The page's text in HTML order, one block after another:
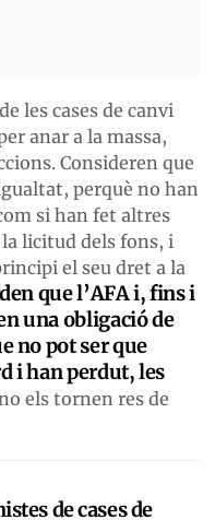
les cases de canvi
anar a la massa,
Consideren que
perquè no han
si han fet altres
licitud dels fons, i
el seu dret a la
que l’AFA i, fins i
una obligació de
no pot ser que
i han perdut, les
els tornen res de
de cases de